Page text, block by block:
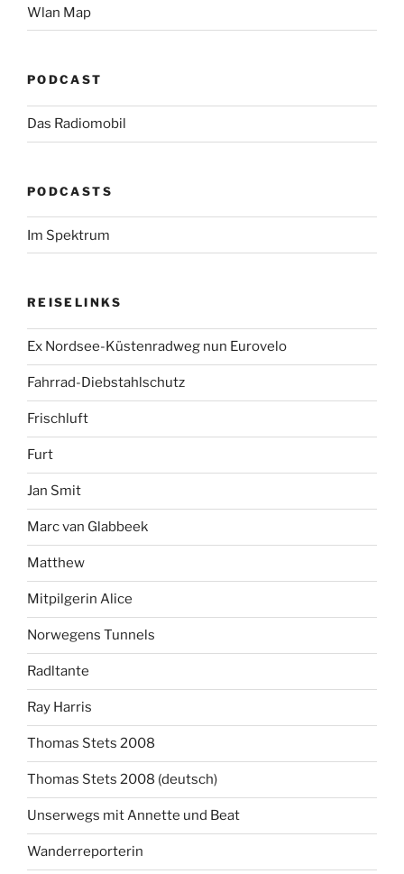
Wlan Map
PODCAST
Das Radiomobil
PODCASTS
Im Spektrum
REISELINKS
Ex Nordsee-Küstenradweg nun Eurovelo
Fahrrad-Diebstahlschutz
Frischluft
Furt
Jan Smit
Marc van Glabbeek
Matthew
Mitpilgerin Alice
Norwegens Tunnels
Radltante
Ray Harris
Thomas Stets 2008
Thomas Stets 2008 (deutsch)
Unserwegs mit Annette und Beat
Wanderreporterin